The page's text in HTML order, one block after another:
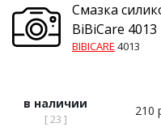
Смазка
BiBiCare
BIBICARE 4013
в наличии
[ 23 ]
210